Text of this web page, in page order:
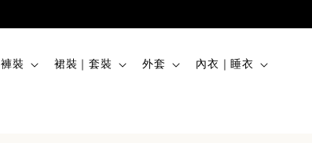
褲裝 裙裝｜套裝 外套 內衣｜睡衣